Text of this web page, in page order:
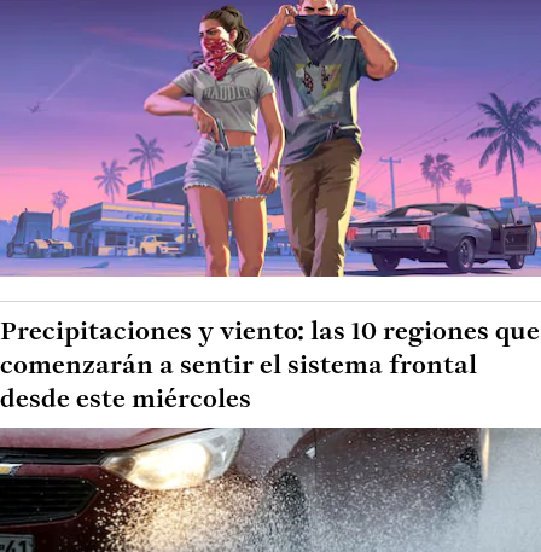
Precipitaciones y viento: las 10 regiones que
comenzarán a sentir el sistema frontal
desde este miércoles